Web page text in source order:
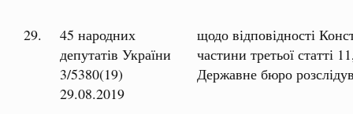
29.
45 народних
депутатів України
3/5380(19)
29.08.2019
щодо відповідності
частини третьої статті
Державне бюро